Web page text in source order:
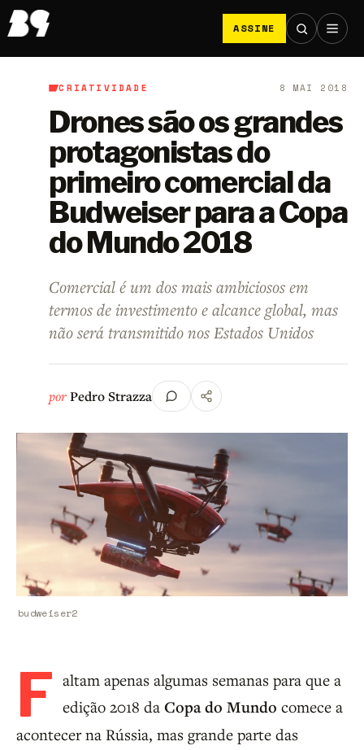
ASSINE
B9/Criatividade
CRIATIVIDADE 8 MAI 2018
Drones são os grandes
protagonistas do
primeiro comercial da
Budweiser para a Copa
do Mundo 2018
Comercial é um dos mais ambiciosos em
termos de investimento e alcance global, mas
não será transmitido nos Estados Unidos
porPedro Strazza
budweiser2
F altam apenas algumas semanas para que a
edição 2018 da Copa do Mundo comece a
acontecer na Rússia, mas grande parte das